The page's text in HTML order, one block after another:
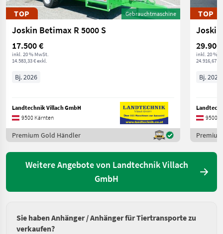
TOP Gebrauchtmaschine
Joskin Betimax R 5000 S
17.500 €
inkl. 20 % MwSt.
14.583,33 € exkl.
Bj. 2026
Landtechnik Villach GmbH
9500 Kärnten
Premium Gold Händler
TOP
Joskin
29.900
inkl. 20 %
24.916,67 €
Bj. 2026
9500
Weitere Angebote von Landtechnik Villach
GmbH
Sie haben Anhänger / Anhänger für Tiertransporte zu
verkaufen?